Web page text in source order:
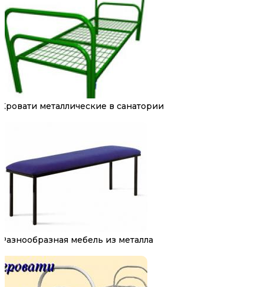
Кровати металлические в санатории
Разнообразная мебель из металла